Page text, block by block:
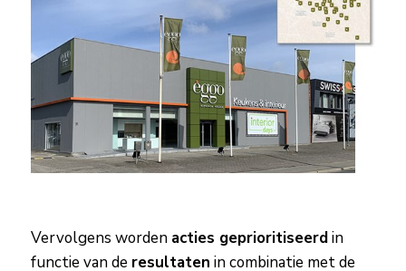
Vervolgens worden acties geprioritiseerdin
functie van de resultaten in combinatie met de